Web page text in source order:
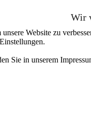
Wir
Website zu
Sie in unserem